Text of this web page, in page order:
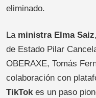
eliminado.
La ministra Elma Saiz
de Estado Pilar
OBERAXE, Tomás
colaboración con
TikTokes un paso